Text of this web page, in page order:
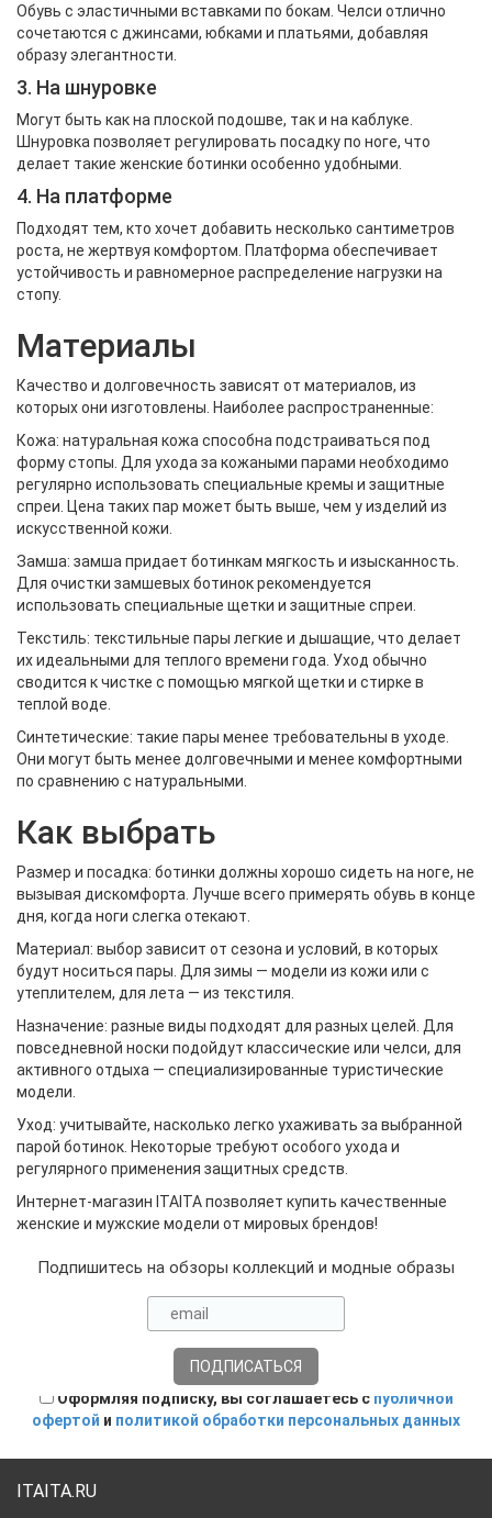
Обувь с эластичными вставками по бокам. Челси отлично
сочетаются с джинсами, юбками и платьями, добавляя
образу элегантности.
3. На шнуровке
Могут быть как на плоской подошве, так и на каблуке.
Шнуровка позволяет регулировать посадку по ноге, что
делает такие женские ботинки особенно удобными.
4. На платформе
Подходят тем, кто хочет добавить несколько сантиметров
роста, не жертвуя комфортом. Платформа обеспечивает
устойчивость и равномерное распределение нагрузки на
стопу.
Материалы
Качество и долговечность зависят от материалов, из
которых они изготовлены. Наиболее распространенные:
Кожа: натуральная кожа способна подстраиваться под
форму стопы. Для ухода за кожаными парами необходимо
регулярно использовать специальные кремы и защитные
спреи. Цена таких пар может быть выше, чем у изделий из
искусственной кожи.
Замша: замша придает ботинкам мягкость и изысканность.
Для очистки замшевых ботинок рекомендуется
использовать специальные щетки и защитные спреи.
Текстиль: текстильные пары легкие и дышащие, что делает
их идеальными для теплого времени года. Уход обычно
сводится к чистке с помощью мягкой щетки и стирке в
теплой воде.
Синтетические: такие пары менее требовательны в уходе.
Они могут быть менее долговечными и менее комфортными
по сравнению с натуральными.
Как выбрать
Размер и посадка: ботинки должны хорошо сидеть на ноге, не
вызывая дискомфорта. Лучше всего примерять обувь в конце
дня, когда ноги слегка отекают.
Материал: выбор зависит от сезона и условий, в которых
будут носиться пары. Для зимы — модели из кожи или с
утеплителем, для лета — из текстиля.
Назначение: разные виды подходят для разных целей. Для
повседневной носки подойдут классические или челси, для
активного отдыха — специализированные туристические
модели.
Уход: учитывайте, насколько легко ухаживать за выбранной
парой ботинок. Некоторые требуют особого ухода и
регулярного применения защитных средств.
Интернет-магазин ITAITA позволяет купить качественные
женские и мужские модели от мировых брендов!
Подпишитесь на обзоры коллекций и модные образы
Оформляя подписку, вы соглашаетесь с публичной
офертой и политикой обработки персональных данных
ITAITA.RU